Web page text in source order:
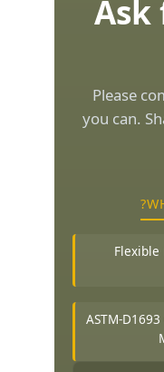
👉
Please
you can.
ASTM-